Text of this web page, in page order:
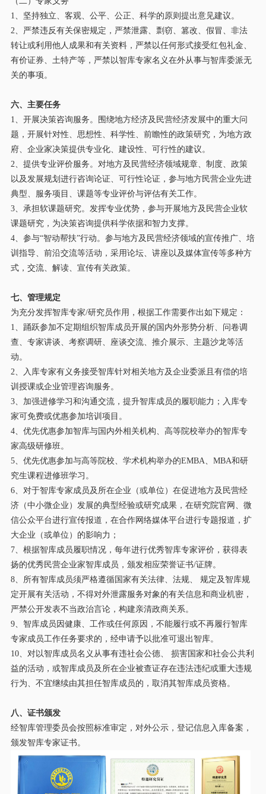
1
坚持独立、客观、公平、公正、科学的原则提出意见建议。
2
严禁违反有关保密规定 ， 严禁泄露、剽窃、篡改、假冒、非法
转让或利用他人成果和有关资料， 严禁以任何形式接受红包礼金、
有价证券、土特产等， 严禁以智库专家名义在外从事与智库委派无
关的事项。
六、 主要任务
1、 开展决策咨询服务。围绕地方经济及民营经济发展中的重大问
题，开展针对性、思想性、科学性、前瞻性的政策研究，为地方政
府、 企业家决策提供专业化、建设性、可行性的建议。
2、 提供专业评价服务。对地方及 民营经济领域规章、制度、政策
以及发展规划进行咨询论证、可行性论证，参与地方民营企业先进
典型、服务项目、课题等专业评价与评估有关工作。
3、 承担软课题研究。发挥专业优势，参与开展地方及 民营企业软
课题研究，为决策咨询提供科学依据和智力支撑。
4、 参与“智动帮扶”行动。参与地方及 民营经济领域的宣传推广、培
训指导、前沿交流等活动，采用论坛、讲座以及媒体宣传等多种方
式，交流、解读、宣传有关政策。
七、管理规定
为充分发挥智库专家/研究员作用，根据工作需要作出如下规定：
1、 踊跃参加不定期组织智库成员开展的国内外形势分析、问卷调
查、专家讲谈、考察调研、座谈交流、推介展示、主题沙龙等活
动。
2、入库专家有义务接受智库针对相关地方及企业委派且有偿的培
训授课或企业管理咨询服务。
3、加强进修学习和沟通交流，提升智库成员的履职能力 ； 入库专
家可免费或优惠参加培训项目。
4、优先优惠参加智库与国内外相关机构、高等院校举办的智库专
家高级研修班。
5、优先优惠参加与高等院校、学术机构举办的EMBA、MBA和研
究生课程进修班学习。
6、对于智库专家成员及所在企业（或单位）在促进地方及 民营经
济（中小微企业）发展的典型经验或研究成果，在研究院官网、微
信公众平台进行宣传报道，在合作网络媒体平台进行专题报道 ， 扩
大企业（或单位）的影响力；
7、根据智库成员履职情况，每年进行优秀智库专家评价，获得表
扬的优秀民营企业家智库成员，颁发相应荣誉证书/证牌。
8、所有智库成员须严格遵循国家有关法律、法规、
规定及智库规
定开展有关活动，不得对外泄露服务对象的有关信息和商业机密，
严禁公开发表不当政治言论， 构建亲清政商关系。
9、智库成员因健康、工作或任何原因，不能履行或不再履行智库
专家成员工作任务要求的，经申请予以批准可退出智库。
1 0、对以智库成员名义从事有违社会公德、
损害国家和社会公共利
益的活动，或智库成员及所在企业被查证存在违法违纪或重大违规
行为、不宜继续由其担任智库成员的，取消其智库成员资格。
八 、证书颁发
经智库管理委员会按照标准审定，对外公示，登记信息入库备案，
颁发智库专家证书。